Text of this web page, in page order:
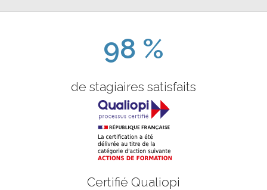
98 %
de stagiaires satisfaits
Certifié Qualiopi